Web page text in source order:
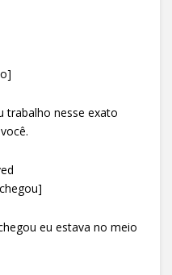
trabalho nesse exato
eu estava no meio